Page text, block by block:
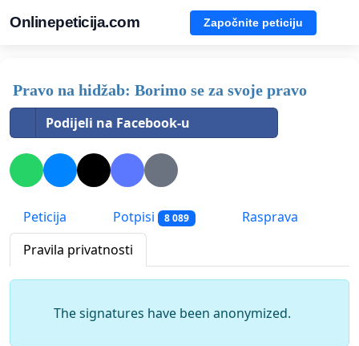
Onlinepeticija.com Započnite peticiju
Pravo na hidžab: Borimo se za svoje pravo
Podijeli na Facebook-u
Peticija Potpisi 8 089
Rasprava
Pravila privatnosti
The signatures have been anonymized.